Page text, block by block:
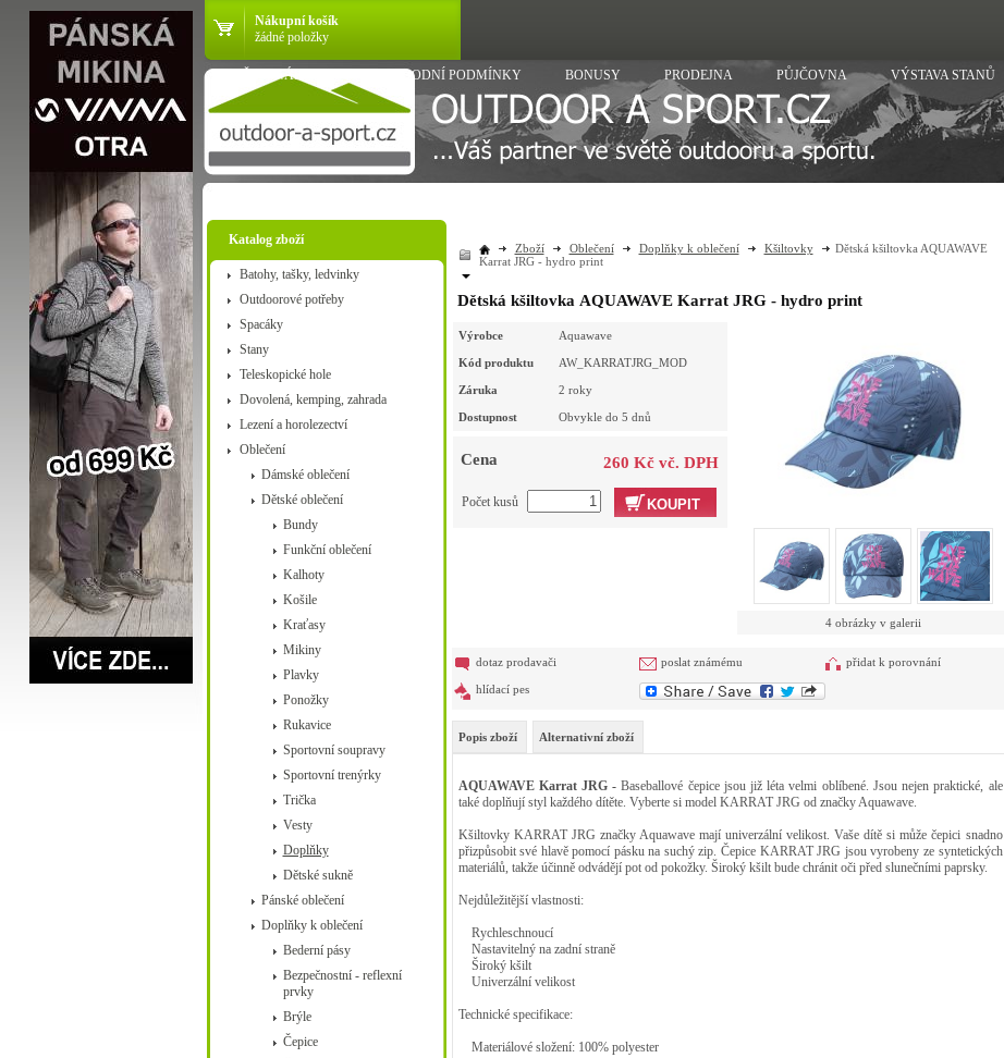
Nákupní košík
žádné položky
VŠE O NÁKUPU OBCHODNÍ PODMÍNKY BONUSY PRODEJNA PŮJČOVNA VÝSTAVA STANŮ
Katalog zboží
Batohy, tašky, ledvinky
Outdoorové potřeby
Spacáky
Stany
Teleskopické hole
Dovolená, kemping, zahrada
Lezení a horolezectví
Oblečení
Dámské oblečení
Dětské oblečení
Bundy
Funkční oblečení
Kalhoty
Košile
Kraťasy
Mikiny
Plavky
Ponožky
Rukavice
Sportovní soupravy
Sportovní trenýrky
Trička
Vesty
Doplňky
Dětské sukně
Pánské oblečení
Doplňky k oblečení
Bederní pásy
Bezpečnostní - reflexní
prvky
Brýle
Čepice
Zboží Oblečení Doplňky k oblečení Kšiltovky
Dětská kšiltovka AQUAWAVE
Karrat JRG - hydro print
Dětská kšiltovka AQUAWAVE Karrat JRG - hydro print
Výrobce Aquawave
Kód produktu AW_KARRATJRG_MOD
Záruka 2 roky
Dostupnost Obvykle do 5 dnů
Cena 260 Kč vč. DPH
KOUPIT
Počet kusů
4 obrázky v galerii
dotaz prodavači poslat známému přidat k porovnání
hlídací pes
Popis zboží Alternativní zboží
AQUAWAVE Karrat JRG -Baseballové čepice jsou již léta velmi oblíbené. Jsou nejen praktické, ale
také doplňují styl každého dítěte. Vyberte si model KARRAT JRG od značky Aquawave.
Kšiltovky KARRAT JRG značky Aquawave mají univerzální velikost. Vaše dítě si může čepici snadno
přizpůsobit své hlavě pomocí pásku na suchý zip. Čepice KARRAT JRG jsou vyrobeny ze syntetických
materiálů, takže účinně odvádějí pot od pokožky. Široký kšilt bude chránit oči před slunečními paprsky.
Nejdůležitější vlastnosti:
Rychleschnoucí
Nastavitelný na zadní straně
Široký kšilt
Univerzální velikost
Technické specifikace:
Materiálové složení: 100% polyester